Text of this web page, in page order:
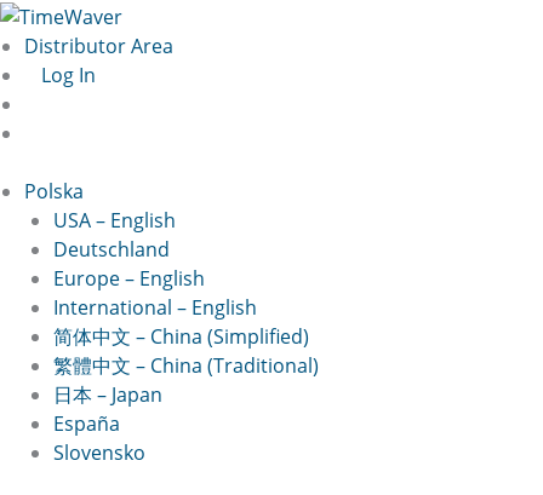
Przejdź
do
treści
Distributor Area
Log In
Polska
USA – English
Deutschland
Europe – English
International – English
简体中文 – China (Simplified)
繁體中文 – China (Traditional)
日本 – Japan
España
Slovensko